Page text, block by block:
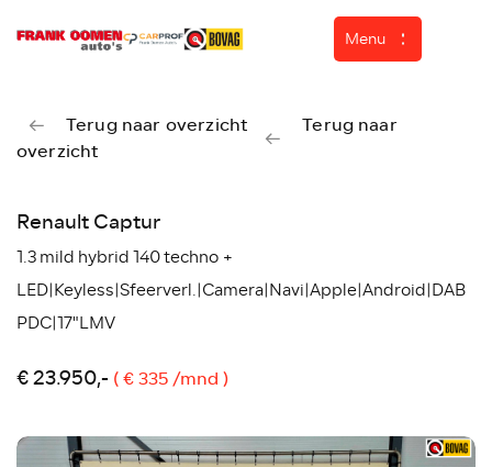
Menu
Home
Aanbod
Diensten
Over ons
Werkplaats
ASN Autoschade
Contact
Terug naar overzicht
Terug naar
overzicht
Renault Captur
1.3 mild hybrid 140 techno +
LED|Keyless|Sfeerverl.|Camera|Navi|Apple|Android|DAB
PDC|17"LMV
€ 23.950,- ( € 335 /mnd )